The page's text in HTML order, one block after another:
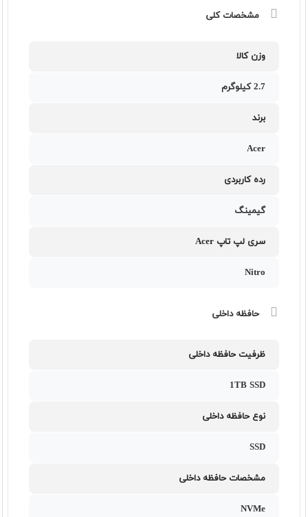
مشخصات کلی
وزن کالا
2.7 کیلوگرم
برند
Acer
رده کاربردی
گیمینگ
سری لپ تاپ Acer
Nitro
حافظه داخلی
ظرفیت حافظه داخلی
1TB SSD
نوع حافظه داخلی
SSD
مشخصات حافظه داخلی
NVMe